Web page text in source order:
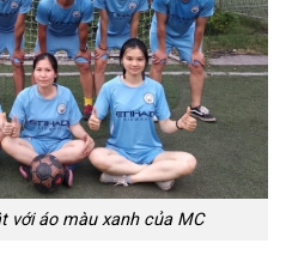
với áo màu xanh của MC